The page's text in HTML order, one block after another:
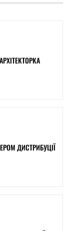
ДИСТРИБУЦІЇ